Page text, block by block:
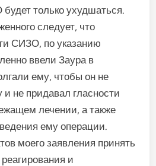
только ухудшаться.
следует, что
СИЗО, по указанию
ввели Заура в
ему, чтобы он не
и не придавал гласности
лечении, а также
ему операции.
моего заявления принять
и